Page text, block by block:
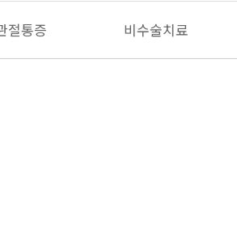
절통증 비수술치료